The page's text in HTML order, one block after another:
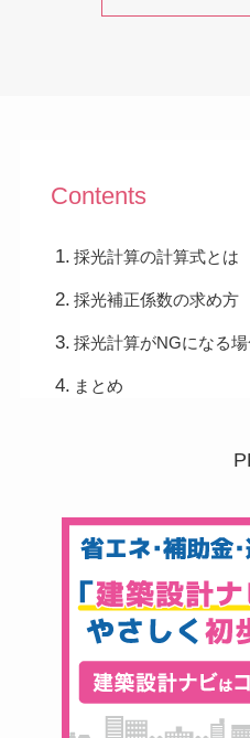
Contents
採光計算の計算式とは
採光補正係数の求め方
採光計算がNGになる場
まとめ